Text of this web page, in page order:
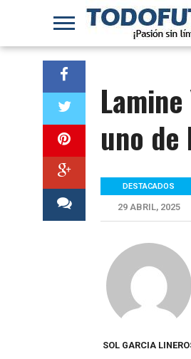
uno de
DESTACADOS
29 ABRIL, 2025
SOL GARCIA